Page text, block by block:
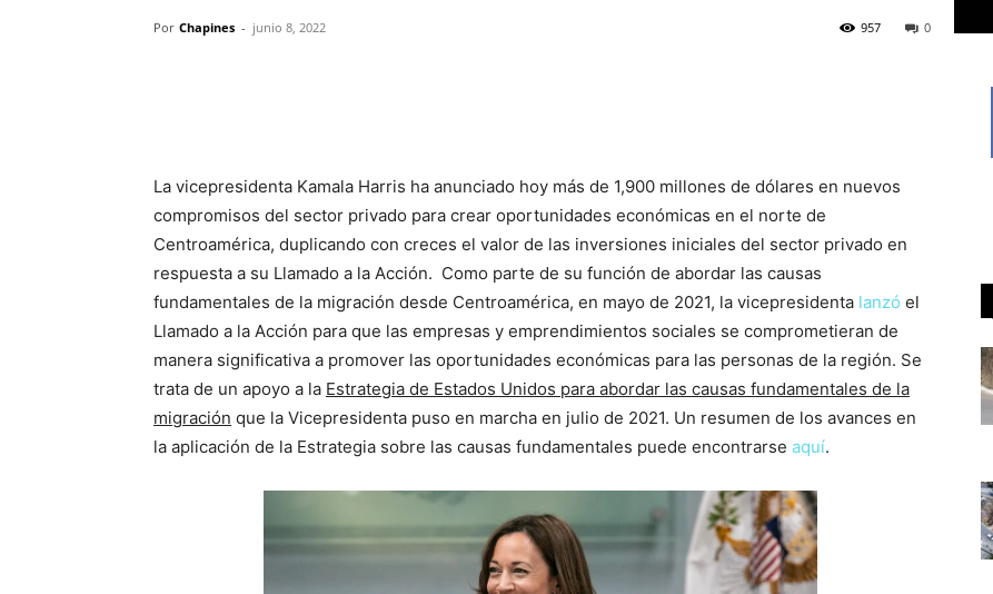
Por Chapines - junio 8, 2022 0
957
La vicepresidenta Kamala Harris ha anunciado hoy más de 1,900 millones de dólares en nuevos
compromisos del sector privado para crear oportunidades económicas en el norte de
Centroamérica, duplicando con creces el valor de las inversiones iniciales del sector privado en
respuesta a su Llamado a la Acción. Como parte de su función de abordar las causas
fundamentales de la migración desde Centroamérica, en mayo de 2021, la vicepresidenta lanzó el
Llamado a la Acción para que las empresas y emprendimientos sociales se comprometieran de
manera significativa a promover las oportunidades económicas para las personas de la región. Se
trata de un apoyo a la Estrategia de Estados Unidos para abordar las causas fundamentales de la
migración que la Vicepresidenta puso en marcha en julio de 2021. Un resumen de los avances en
la aplicación de la Estrategia sobre las causas fundamentales puede encontrarse aquí.